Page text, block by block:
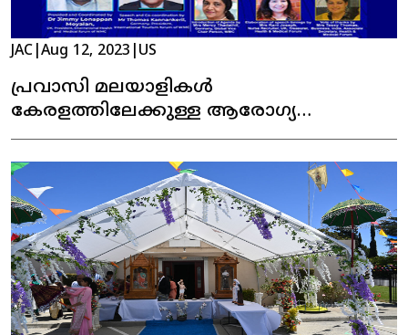
JAC Aug 12, 2023 US
പ്രവാസി മലയാളികൾ
കേരളത്തിലേക്കുള്ള ആരോഗ്യ
മെഡിക്കൽ ടൂറിസം